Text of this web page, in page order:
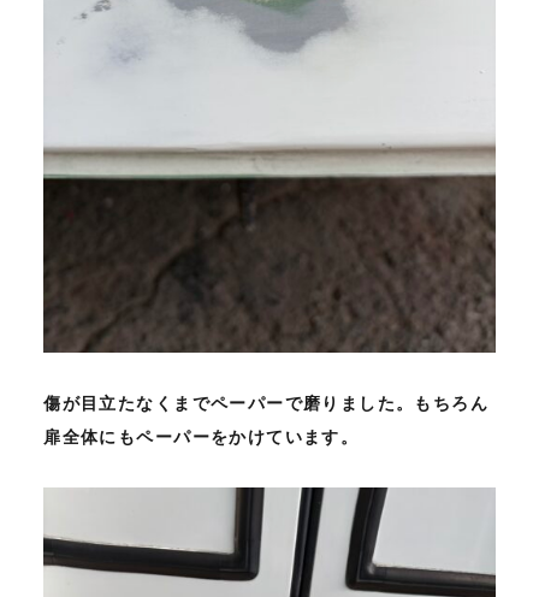
傷が目立たなくまでペーパーで磨りました。もちろん
扉全体にもペーパーをかけています。